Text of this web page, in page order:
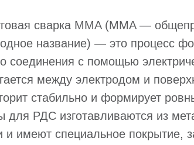
сварка MMA (MMA —
название) — это процесс
соединения с помощью
между электродом и
стабильно и формирует
для РДС изготавливаются из
и имеют специальное